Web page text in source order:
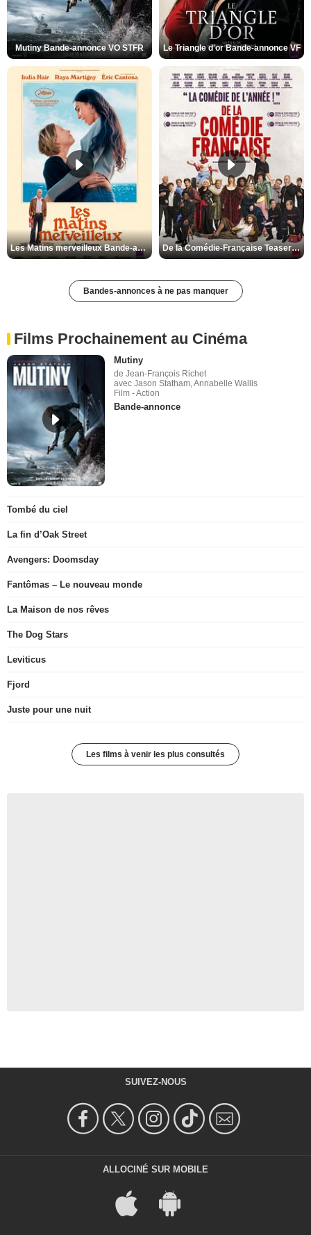
Mutiny Bande-annonce VO STFR Le Triangle d'or Bande-annonce VF
Les Matins merveilleux Bande-annonce VF De la Comédie-Française Teaser VF
Bandes-annonces à ne pas manquer
Films Prochainement au Cinéma
Mutiny
de Jean-François Richet
avec Jason Statham, Annabelle Wallis
Film - Action
Bande-annonce
Tombé du ciel
La fin d’Oak Street
Avengers: Doomsday
Fantômas – Le nouveau monde
La Maison de nos rêves
The Dog Stars
Leviticus
Fjord
Juste pour une nuit
Les films à venir les plus consultés
SUIVEZ-NOUS
ALLOCINÉ SUR MOBILE